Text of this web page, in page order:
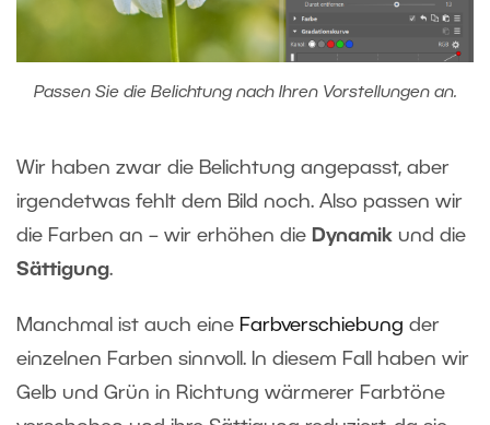
Passen Sie die Belichtung nach Ihren Vorstellungen an.
Wir haben zwar die Belichtung angepasst, aber
irgendetwas fehlt dem Bild noch. Also passen wir
die Farben an – wir erhöhen die Dynamik und die
Sättigung.
Manchmal ist auch eine Farbverschiebung der
einzelnen Farben sinnvoll. In diesem Fall haben wir
Gelb und Grün in Richtung wärmerer Farbtöne